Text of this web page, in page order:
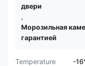
двери
,
Морозильная
гарантией
Temperature
-